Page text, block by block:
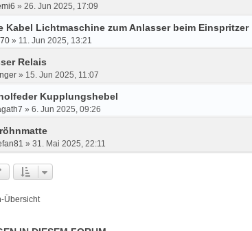
» 26. Jun 2025, 17:09
Kabel Lichtmaschine zum Anlasser beim Einspritzer
» 11. Jun 2025, 13:21
Relais
» 15. Jun 2025, 11:07
Kupplungshebel
» 6. Jun 2025, 09:26
» 31. Mai 2025, 22:11
Übersicht